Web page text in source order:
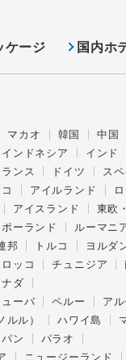
ケージ 国内ホ
マカオ 韓国 中国
インドネシア インド
ンス ドイツ ス
アイルランド
アイスランド 東欧
ポーランド ルーマニ
邦 トルコ ヨルダ
ッコ チュニジア
ナダ
ューバ ペルー ア
ルル） ハワイ島
ン
パラオ
ニュージーランド